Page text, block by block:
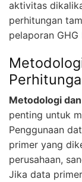
aktivitas
perhitungan
pelaporan
Metodologi
penting untuk
Penggunaan
primer yang
perusahaan,
Jika data